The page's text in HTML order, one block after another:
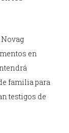
en
familia para
testigos de